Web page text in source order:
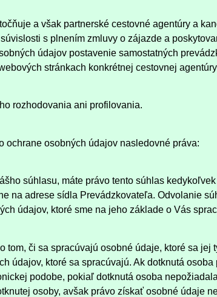
a však partnerské cestovné agentúry a
s plnením zmluvy o zájazde a
údajov postavenie samostatných
stránkach konkrétnej cestovnej
rozhodovania ani profilovania.
ochrane osobných údajov nasledovné práva:
súhlasu, máte právo tento súhlas
na adrese sídla Prevádzkovateľa. Odvolanie
údajov, ktoré sme na jeho základe o Vás
či sa spracúvajú osobné údaje, ktoré sa jej
údajov, ktoré sa spracúvajú. Ak dotknutá
podobe, pokiaľ dotknutá osoba
osoby, avšak právo získať osobné údaje